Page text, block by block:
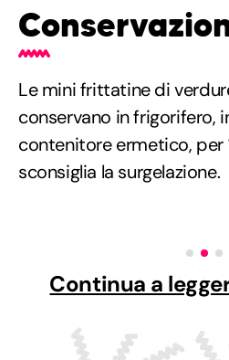
Le mini frittatine di
conservano in frigorifero,
contenitore ermetico, per
sconsiglia la surgelazione.
Continua a